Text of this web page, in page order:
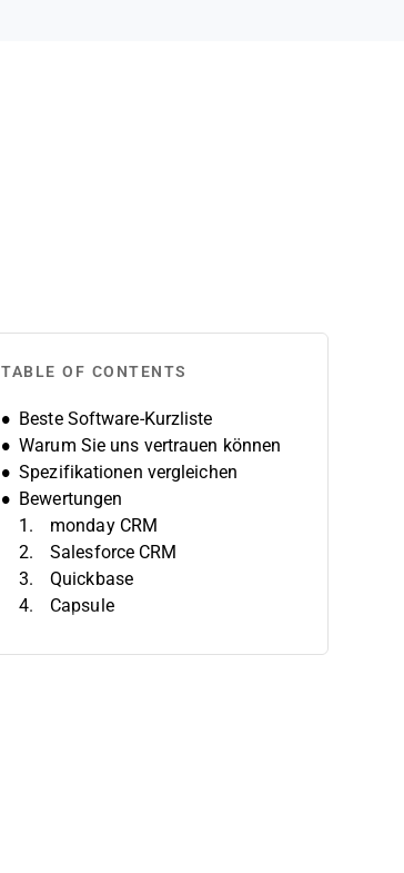
TABLE OF CONTENTS
Beste Software-Kurzliste
Warum Sie uns vertrauen können
Spezifikationen vergleichen
Bewertungen
monday CRM
Salesforce CRM
Quickbase
Capsule
Clio